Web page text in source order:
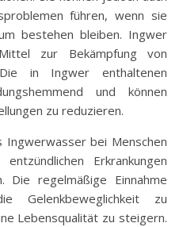
führen, wenn sie
bestehen bleiben. Ingwer
zur Bekämpfung von
in Ingwer enthaltenen
und können
zu reduzieren.
Ingwerwasser bei Menschen
Erkrankungen
Die regelmäßige Einnahme
Gelenkbeweglichkeit zu
Lebensqualität zu steigern.